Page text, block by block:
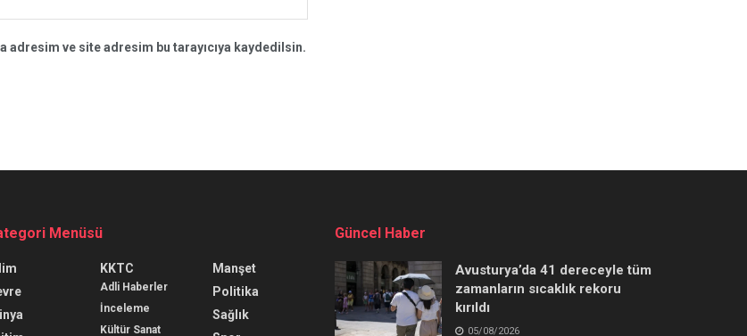
adresim ve site adresim bu tarayıcıya kaydedilsin.
Menüsü
KKTC
Adli Haberler
İnceleme
Kültür Sanat
Manşet
Politika
Sağlık
Güncel Haber
Avusturya’da 41 dereceyle tüm
zamanların sıcaklık rekoru
kırıldı
05/08/2026